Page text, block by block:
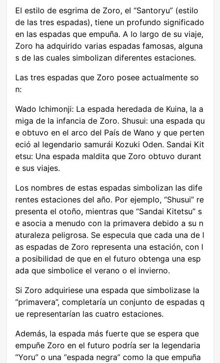
El estilo de esgrima de Zoro, el “Santoryu” (estilo
de las tres espadas), tiene un profundo significado
en las espadas que empuña. A lo largo de su viaje,
Zoro ha adquirido varias espadas famosas, alguna
s de las cuales simbolizan diferentes estaciones.
Las tres espadas que Zoro posee actualmente so
n:
Wado Ichimonji: La espada heredada de Kuina, la a
miga de la infancia de Zoro. Shusui: una espada qu
e obtuvo en el arco del País de Wano y que perten
eció al legendario samurái Kozuki Oden. Sandai Kit
etsu: Una espada maldita que Zoro obtuvo durant
e sus viajes.
Los nombres de estas espadas simbolizan las dife
rentes estaciones del año. Por ejemplo, “Shusui” re
presenta el otoño, mientras que “Sandai Kitetsu” s
e asocia a menudo con la primavera debido a su n
aturaleza peligrosa. Se especula que cada una de l
as espadas de Zoro representa una estación, con l
a posibilidad de que en el futuro obtenga una esp
ada que simbolice el verano o el invierno.
Si Zoro adquiriese una espada que simbolizase la
“primavera”, completaría un conjunto de espadas q
ue representarían las cuatro estaciones.
Además, la espada más fuerte que se espera que
empuñe Zoro en el futuro podría ser la legendaria
“Yoru” o una “espada negra” como la que empuña